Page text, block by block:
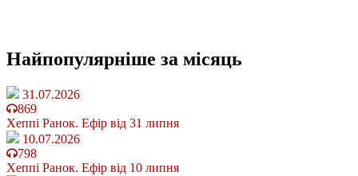
Найпопулярніше за місяць
31.07.2026
869
Хеппі Ранок. Ефір від 31 липня
10.07.2026
798
Хеппі Ранок. Ефір від 10 липня